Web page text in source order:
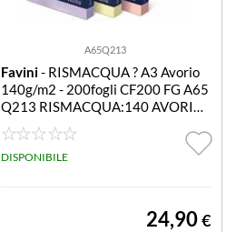
A65Q213
Favini- RISMACQUA ? A3 Avorio
140g/m2 - 200fogli CF200 FG A65
Q213 RISMACQUA:140 AVORIO
110 A3
DISPONIBILE
24,90€